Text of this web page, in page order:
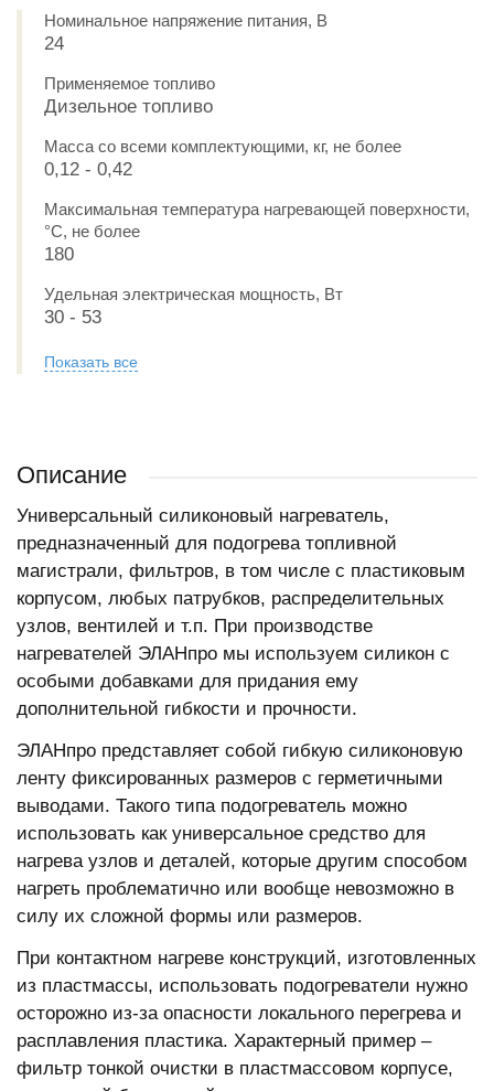
Номинальное напряжение питания, В
24
Применяемое топливо
Дизельное топливо
Масса со всеми комплектующими, кг, не более
0,12 - 0,42
Максимальная температура нагревающей поверхности,
°С, не более
180
Удельная электрическая мощность, Вт
30 - 53
Показать все
Описание
Универсальный силиконовый нагреватель,
предназначенный для подогрева топливной
магистрали, фильтров, в том числе с пластиковым
корпусом, любых патрубков, распределительных
узлов, вентилей и т.п. При производстве
нагревателей ЭЛАНпро мы используем силикон с
особыми добавками для придания ему
дополнительной гибкости и прочности.
ЭЛАНпро представляет собой гибкую силиконовую
ленту фиксированных размеров с герметичными
выводами. Такого типа подогреватель можно
использовать как универсальное средство для
нагрева узлов и деталей, которые другим способом
нагреть проблематично или вообще невозможно в
силу их сложной формы или размеров.
При контактном нагреве конструкций, изготовленных
из пластмассы, использовать подогреватели нужно
осторожно из-за опасности локального перегрева и
расплавления пластика. Характерный пример –
фильтр тонкой очистки в пластмассовом корпусе,